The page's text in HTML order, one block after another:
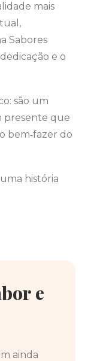
mais
Sabores
e o
são um
presente que
bem‑fazer do
história
e
ainda